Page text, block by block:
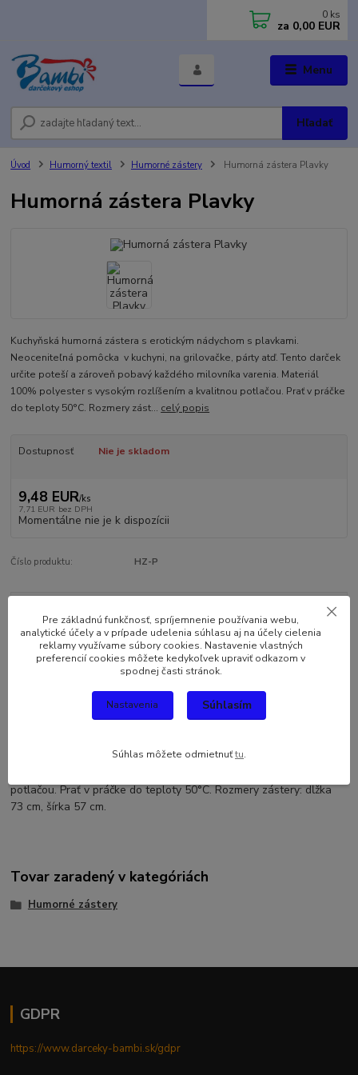
Menu
Hľadať
0 ks
za 0,00 EUR
Úvod Humorný textil Humorné zástery Humorná zástera Plavky
Humorná zástera Plavky
Kuchyňská humorná zástera s erotickým nádychom s plavkami.
Neoceniteľná pomôcka v kuchyni, na grilovačke, párty atď. Tento darček
určite poteší a zároveň pobavý každého milovníka varenia. Materiál
100% polyester s vysokým rozlíšením a kvalitnou potlačou. Prať v práčke
do teploty 50°C. Rozmery zást... celý popis
Dostupnosť Nie je skladom
9,48 EUR/ks
7,71 EUR bez DPH
Momentálne nie je k dispozícii
Číslo produktu: HZ-P
Komentáre 0
Kompletné špecifikácie
Kuchyňská humorná zástera s erotickým nádychom s plavkami.
darček určite poteší a zároveň pobavý každého milovníka varenia.
potlačou. Prať v práčke do teploty 50°C. Rozmery zástery: dĺžka
73 cm, šírka 57 cm.
Tovar zaradený v kategóriách
Humorné zástery
GDPR
https://www.darceky-bambi.sk/gdpr
Pre základnú funkčnosť, spríjemnenie používania webu,
analytické účely a v prípade udelenia súhlasu aj na účely cielenia
reklamy využívame súbory cookies. Nastavenie vlastných
preferencií cookies môžete kedykoľvek upraviť odkazom v
spodnej časti stránok.
Nastavenia Súhlasím
Súhlas môžete odmietnuťtu.